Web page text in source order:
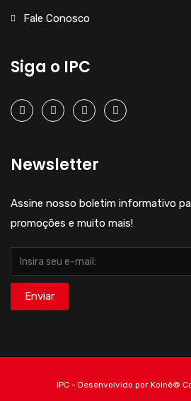
Fale Conosco
Siga o IPC
Newsletter
Assine nosso boletim informativo
promoções e muito mais!
IPC - Desenvolvido por Koinê®️